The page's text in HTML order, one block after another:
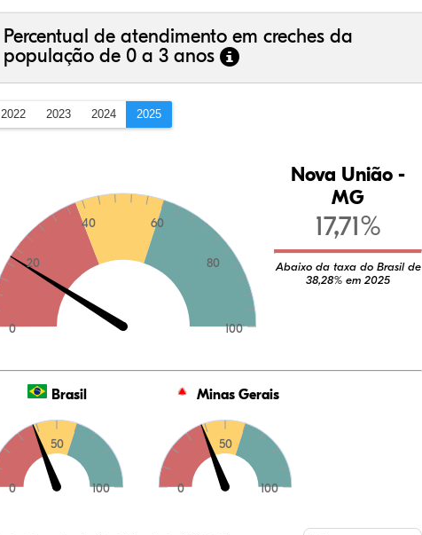
Percentual de atendimento em creches da
população de 0 a 3 anos
2022 2023 2024 2025
0
20
40 60
80
100
Nova União -
MG
17,71%
Abaixo da taxa do Brasil de
38,28% em 2025
Brasil
0
50
100
Minas Gerais
0
50
100